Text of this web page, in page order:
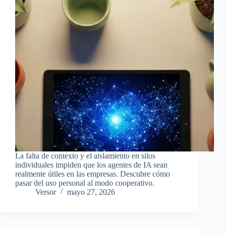
La falta de contexto y el aislamiento en silos
individuales impiden que los agentes de IA sean
realmente útiles en las empresas. Descubre cómo
pasar del uso personal al modo cooperativo.
Versor
mayo 27, 2026